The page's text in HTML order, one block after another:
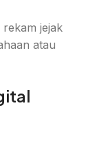
jejak
atau